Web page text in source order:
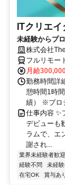
ITクリエ
未経験からプ
株式会社
フルリモー
月給
勤務時間詳
憩時間1時
績） ※プロ
仕事内容 ✨
デビューも
ラムで、エ
謝され...
業界未経験者歓迎
経験不問
未経
在宅OK
賞与あ